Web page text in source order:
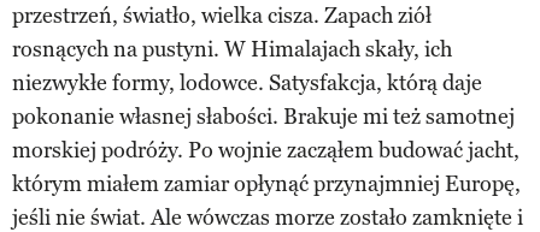
przestrzeń, światło, wielka cisza. Zapach ziół
rosnących na pustyni. W Himalajach skały, ich
niezwykłe formy, lodowce. Satysfakcja, którą daje
pokonanie własnej słabości. Brakuje mi też samotnej
morskiej podróży. Po wojnie zacząłem budować jacht,
którym miałem zamiar opłynąć przynajmniej Europę,
jeśli nie świat. Ale wówczas morze zostało zamknięte i